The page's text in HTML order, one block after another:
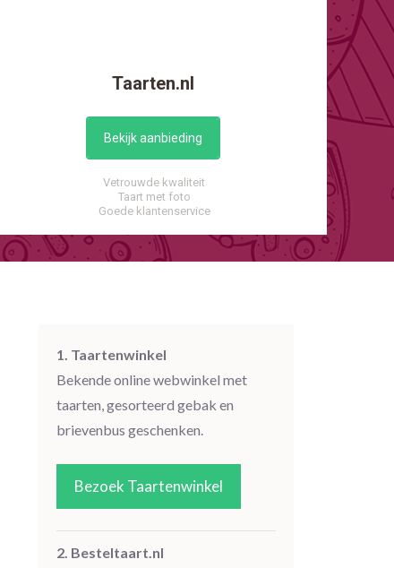
Taarten.nl
Bekijk aanbieding
Vetrouwde kwaliteit
Taart met foto
Goede klantenservice
1. Taartenwinkel
Bekende online webwinkel met
taarten, gesorteerd gebak en
brievenbus geschenken.
Bezoek Taartenwinkel
2. Besteltaart.nl